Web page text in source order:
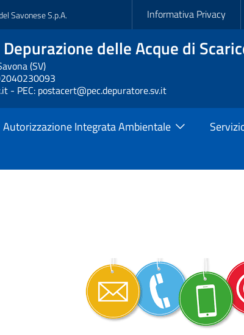
Savonese S.p.A. Slim
Informativa Privacy
delle Acque di
(SV)
- PEC: postacert@pec.depuratore.sv.it
Autorizzazione Integrata Ambientale